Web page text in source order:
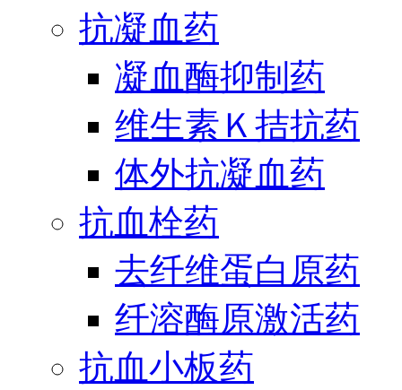
抗凝血药
凝血酶抑制药
维生素Ｋ拮抗药
体外抗凝血药
抗血栓药
去纤维蛋白原药
纤溶酶原激活药
抗血小板药